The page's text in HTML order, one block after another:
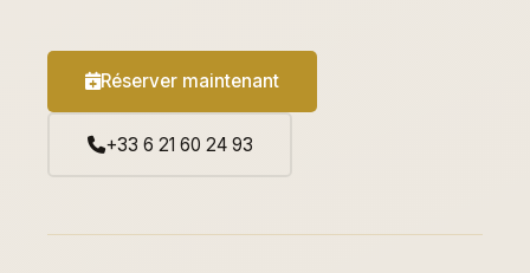
Réserver maintenant
+33 6 21 60 24 93